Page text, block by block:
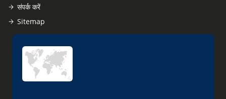
संपर्क करें
Sitemap